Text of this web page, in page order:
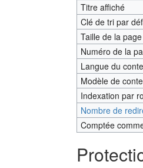
Titre affiché
Clé de tri par
Taille de la
Numéro de la
Langue du
Modèle de
Indexation par
Nombre de
Comptée